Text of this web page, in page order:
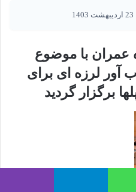
با موضوع
آور لرزه ای برای
برگزار گردید